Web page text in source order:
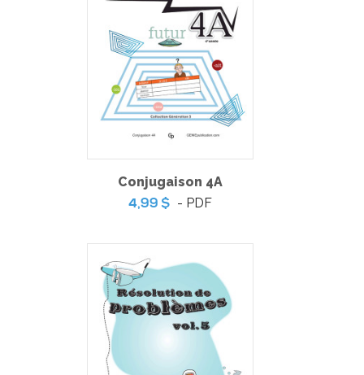
14,99 $
PDF + MP3
Conjugaison 4A
4,99 $ - PDF